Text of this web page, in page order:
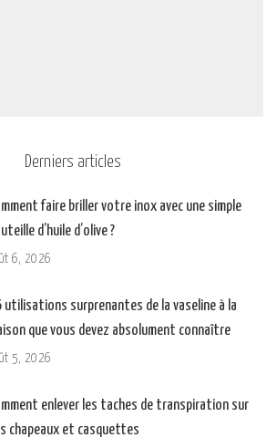
Derniers articles
faire briller votre inox avec une simple
d’huile d’olive ?
6, 2026
utilisations surprenantes de la vaseline à la
que vous devez absolument connaître
5, 2026
enlever les taches de transpiration sur
chapeaux et casquettes